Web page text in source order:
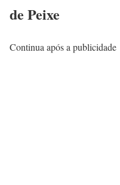
de Peixe
Continua após a publicidade